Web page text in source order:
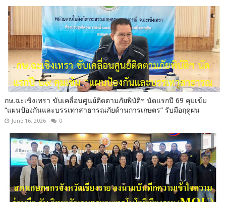
กษ.ฉะเชิงเทรา ขับเคลื่อนศูนย์ติดตามภัยพิบัติฯ นัดแรกปี 69 คุมเข้ม
“แผนป้องกันและบรรเทาสาธารณภัยด้านการเกษตร” รับมือฤดูฝน
June 16, 2026 0